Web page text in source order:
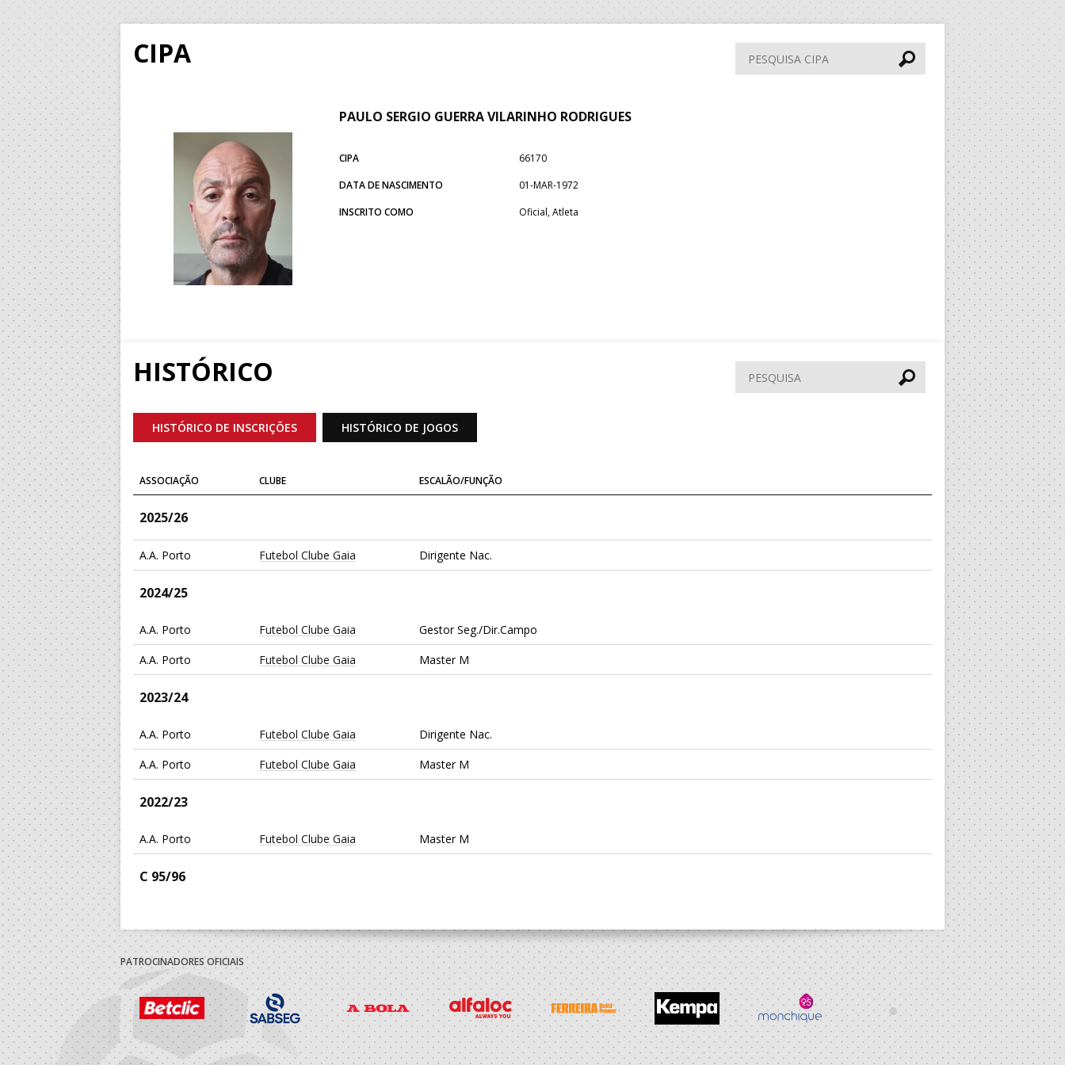
CIPA
Pesquisa
CIPA
PAULO SERGIO GUERRA VILARINHO RODRIGUES
CIPA
66170
DATA DE NASCIMENTO
01-MAR-1972
INSCRITO COMO
Oficial, Atleta
HISTÓRICO Pesquisar
HISTÓRICO DE INSCRIÇÕES HISTÓRICO DE JOGOS
ASSOCIAÇÃO CLUBE ESCALÃO/FUNÇÃO
2025/26
A.A. Porto Futebol Clube Gaia Dirigente Nac.
2024/25
A.A. Porto Futebol Clube Gaia
Gestor Seg./Dir.Campo
A.A. Porto
Futebol Clube Gaia Master M
2023/24
A.A. Porto Futebol Clube Gaia
Dirigente Nac.
A.A. Porto
Futebol Clube Gaia Master M
2022/23
A.A. Porto Futebol Clube Gaia Master M
C 95/96
A.A. Porto
Clube Desportivo Povoa Dirigente
2009/10
A.A. Porto Ideal Clube Madalenense Seniores M
PATROCINADORES OFICIAIS